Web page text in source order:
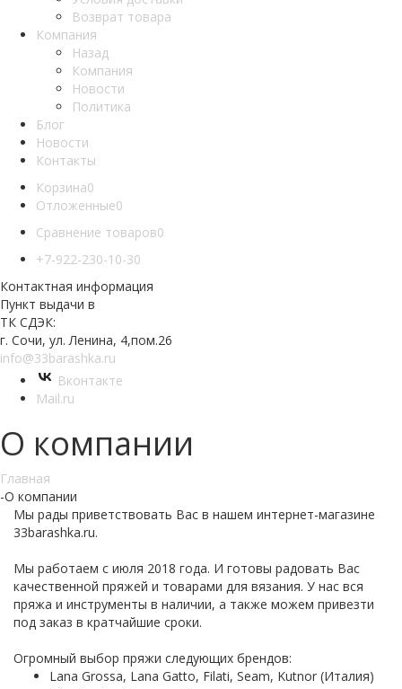
Возврат товара
Компания
Назад
Компания
Новости
Политика
Блог
Новости
Контакты
Корзина0
Отложенные0
Сравнение товаров0
+7-922-230-10-30
Контактная информация
Пункт выдачи в
ТК СДЭК:
г. Сочи, ул. Ленина, 4,пом.26
info@33barashka.ru
Вконтакте
Mail.ru
О компании
Главная
-О компании
Мы рады приветствовать Вас в нашем интернет-магазине
33barashka.ru.
Мы работаем с июля 2018 года. И готовы радовать Вас
качественной пряжей и товарами для вязания. У нас вся
пряжа и инструменты в наличии, а также можем привезти
под заказ в кратчайшие сроки.
Огромный выбор пряжи следующих брендов:
Lana Grossa, Lana Gatto, Filati, Seam, Kutnor (Италия)